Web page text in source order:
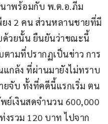
าพร้อมกับ พ.ต.อ.ภีม
ง 2 คน ส่วนหลานชายที่มี
ด้วยนั้น ยืนยันว่าขณะนี้
ามที่ปรากฏเป็นข่าว การ
กล้ง ที่ผ่านมายังไม่ทราบ
ยจับ ทั้งที่คดีนี้แรกเริ่ม ตน
ย์เงินสดจำนวน 600,000
รวม 120 บาท ไปจาก